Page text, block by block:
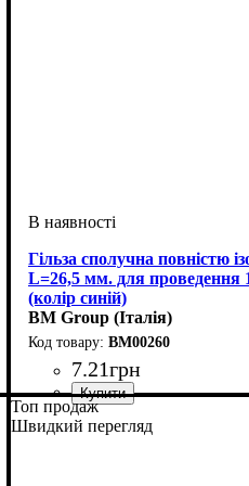
Гільза сполучна повністю
L=26,5 мм. для проведення
(колір синій)
BM Group (Італія)
BM00260
7.21грн
Обладнання
Матеріал: мідь луджена
Вид наконечника
Перетин проведення, мм2
Топ продаж
Швидкий перегляд